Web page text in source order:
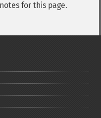
for this page.